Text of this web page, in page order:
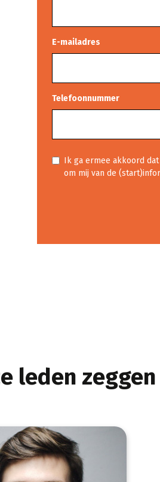
E-mailadres
Telefoonnummer
Ik ga ermee akkoord
om mij van de
leden zeggen